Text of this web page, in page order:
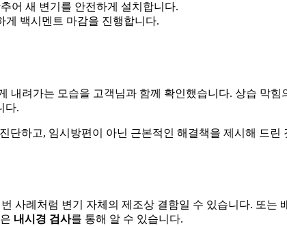
어 새 변기를 안전하게 설치합니다.
게 백시멘트 마감을 진행합니다.
내려가는 모습을 고객님과 함께 확인했습니다. 상습 막힘
다.
단하고, 임시방편이 아닌 근본적인 해결책을 제시해 드린
번 사례처럼 변기 자체의 제조상 결함일 수 있습니다. 또는
내시경 검사를 통해 알 수 있습니다.